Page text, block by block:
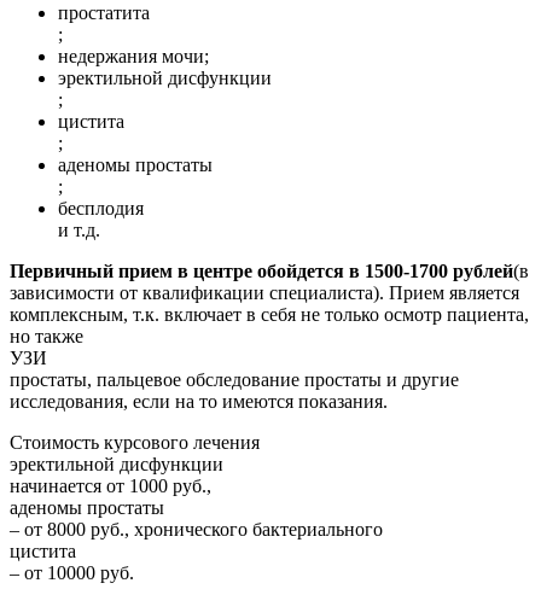
простатита
;
недержания мочи;
эректильной дисфункции
;
цистита
;
аденомы простаты
;
бесплодия
и т.д.
Первичный прием в центре обойдется в 1500-1700 рублей(в
зависимости от квалификации специалиста). Прием является
комплексным, т.к. включает в себя не только осмотр пациента,
но также
УЗИ
простаты, пальцевое обследование простаты и другие
исследования, если на то имеются показания.
Стоимость курсового лечения
эректильной дисфункции
начинается от 1000 руб.,
аденомы простаты
– от 8000 руб., хронического бактериального
цистита
– от 10000 руб.